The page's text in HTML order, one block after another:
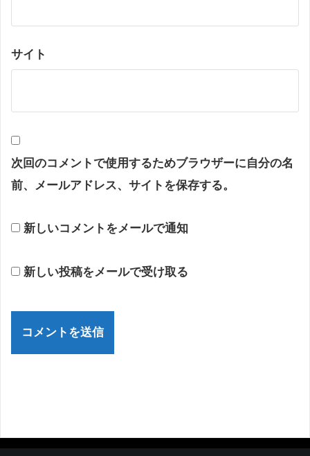
サイト
次回のコメントで使用するためブラウザーに自分の名
前、メールアドレス、サイトを保存する。
新しいコメントをメールで通知
新しい投稿をメールで受け取る